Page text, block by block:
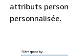
attributs
personnalisée.